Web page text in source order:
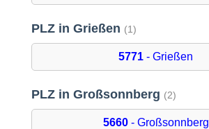
PLZ in Grießen (1)
5771 - Grießen
PLZ in Großsonnberg (2)
5660- Großsonnberg